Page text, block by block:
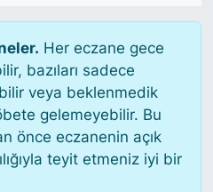
Her eczane gece
bazıları sadece
veya beklenmedik
gelemeyebilir. Bu
önce eczanenin açık
teyit etmeniz iyi bir